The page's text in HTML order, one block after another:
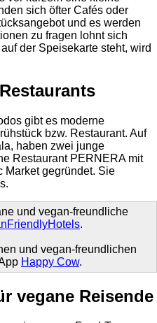
sich öfter Cafés oder
und es werden
zu fragen lohnt sich
der Speisekarte steht, wird
gibt es moderne
bzw. Restaurant. Auf
haben zwei junge
Restaurant PERNERA mit
Market gegründet. Sie
und vegan-freundliche
.
und vegan-freundlichen
Happy Cow.
vegane Reisende